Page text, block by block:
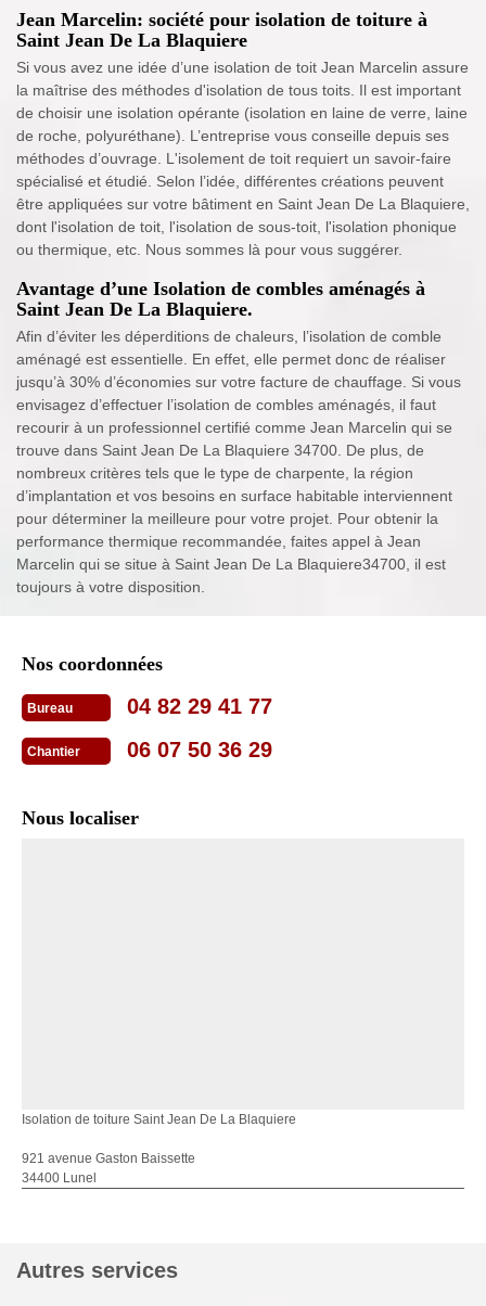
Jean Marcelin: société pour isolation de toiture à
Saint Jean De La Blaquiere
Si vous avez une idée d’une isolation de toit Jean Marcelin assure
la maîtrise des méthodes d'isolation de tous toits. Il est important
de choisir une isolation opérante (isolation en laine de verre, laine
de roche, polyuréthane). L’entreprise vous conseille depuis ses
méthodes d’ouvrage. L'isolement de toit requiert un savoir-faire
spécialisé et étudié. Selon l’idée, différentes créations peuvent
être appliquées sur votre bâtiment en Saint Jean De La Blaquiere,
dont l'isolation de toit, l'isolation de sous-toit, l'isolation phonique
ou thermique, etc. Nous sommes là pour vous suggérer.
Avantage d’une Isolation de combles aménagés à
Saint Jean De La Blaquiere.
Afin d’éviter les déperditions de chaleurs, l’isolation de comble
aménagé est essentielle. En effet, elle permet donc de réaliser
jusqu’à 30% d’économies sur votre facture de chauffage. Si vous
envisagez d’effectuer l’isolation de combles aménagés, il faut
recourir à un professionnel certifié comme Jean Marcelin qui se
trouve dans Saint Jean De La Blaquiere 34700. De plus, de
nombreux critères tels que le type de charpente, la région
d’implantation et vos besoins en surface habitable interviennent
pour déterminer la meilleure pour votre projet. Pour obtenir la
performance thermique recommandée, faites appel à Jean
Marcelin qui se situe à Saint Jean De La Blaquiere34700, il est
toujours à votre disposition.
Nos coordonnées
Bureau 04 82 29 41 77
Chantier 06 07 50 36 29
Nous localiser
Isolation de toiture Saint Jean De La Blaquiere
921 avenue Gaston Baissette
34400 Lunel
Autres services